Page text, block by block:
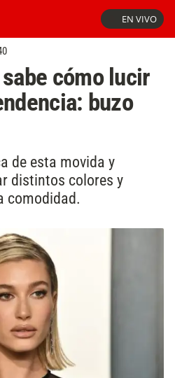
EN VIVO
cómo lucir
buzo
de esta movida y
distintos colores y
comodidad.